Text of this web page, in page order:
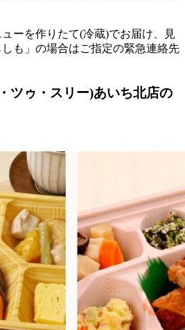
ーを作りたて(冷蔵)でお届け、見
も」の場合はご指定の緊急連絡先
ツゥ・スリー)あいち北店の